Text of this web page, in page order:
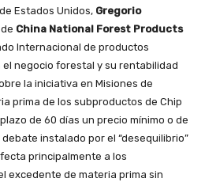
Estados Unidos, Gregorio
China National Forest Products
Internacional de productos
negocio forestal y su rentabilidad
la iniciativa en Misiones de
prima de los subproductos de Chip
de 60 días un precio mínimo o de
instalado por el “desequilibrio”
principalmente a los
excedente de materia prima sin